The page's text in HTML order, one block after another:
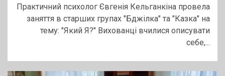
Практичний психолог Євгенія Кельганкіна провела
заняття в старших групах "Бджілка" та "Казка" на
тему: "Який Я?" Вихованці вчилися описувати
себе,...